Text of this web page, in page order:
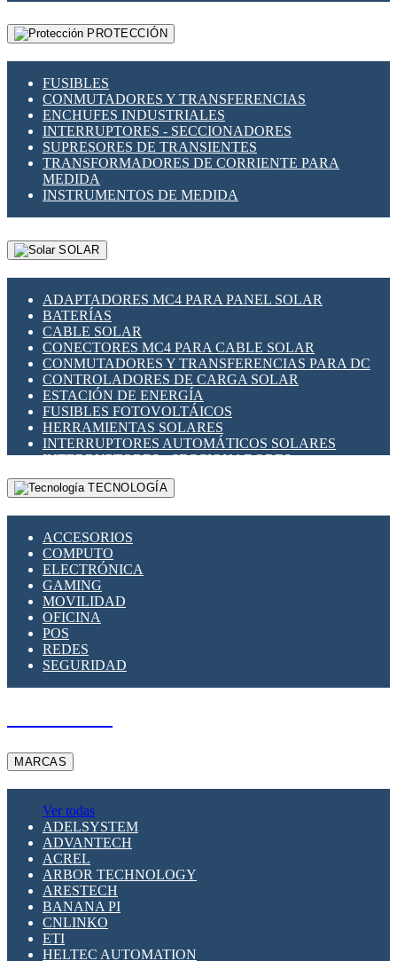
PROTECCIÓN
FUSIBLES
CONMUTADORES Y TRANSFERENCIAS
ENCHUFES INDUSTRIALES
INTERRUPTORES - SECCIONADORES
SUPRESORES DE TRANSIENTES
TRANSFORMADORES DE CORRIENTE PARA
MEDIDA
INSTRUMENTOS DE MEDIDA
SOLAR
ADAPTADORES MC4 PARA PANEL SOLAR
BATERÍAS
CABLE SOLAR
CONECTORES MC4 PARA CABLE SOLAR
CONMUTADORES Y TRANSFERENCIAS PARA DC
CONTROLADORES DE CARGA SOLAR
ESTACIÓN DE ENERGÍA
FUSIBLES FOTOVOLTÁICOS
HERRAMIENTAS SOLARES
INTERRUPTORES AUTOMÁTICOS SOLARES
INTERRUPTORES - SECCIONADORES
FOTOVOLTÁICOS
MONTAJE PANEL SOLAR
SUPRESOR DE TRANSIENTES SPDS PARA
APLICACIONES FOTOVOLTAICAS
TECNOLOGÍA
ACCESORIOS
COMPUTO
ELECTRÓNICA
GAMING
MOVILIDAD
OFICINA
POS
REDES
SEGURIDAD
MARCAS
Ver todas
ADELSYSTEM
ADVANTECH
ACREL
ARBOR TECHNOLOGY
ARESTECH
BANANA PI
CNLINKO
ETI
HELTEC AUTOMATION